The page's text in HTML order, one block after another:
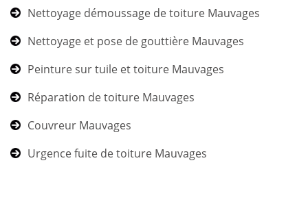
Nettoyage démoussage de toiture Mauvages
Nettoyage et pose de gouttière Mauvages
Peinture sur tuile et toiture Mauvages
Réparation de toiture Mauvages
Couvreur Mauvages
Urgence fuite de toiture Mauvages